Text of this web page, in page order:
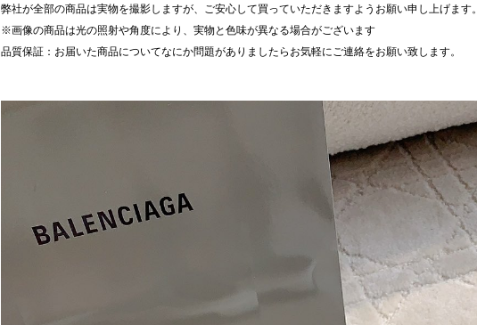
弊社が全部の商品は実物を撮影しますが、ご安心して買っていただきますようお願い申し上げます。
※画像の商品は光の照射や角度により、実物と色味が異なる場合がございます
品質保証：お届いた商品についてなにか問題がありましたらお気軽にご連絡をお願い致します。